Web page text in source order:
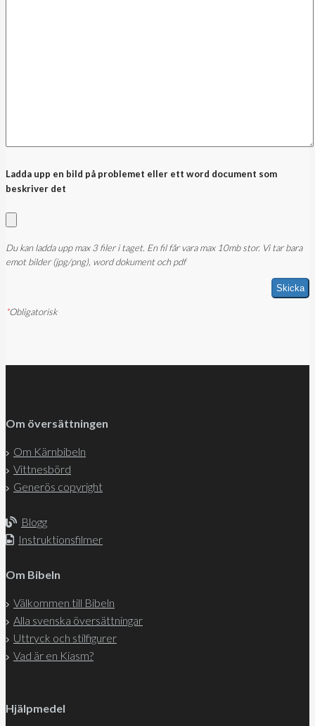
Ladda upp en bild på problemet eller ett word document som
beskriver det
Du kan ladda upp max 3 filer i taget. En fil får vara max 10mb stor. Vi tar bara
emot bilder (jpg/png), word dokument och pdf
*Obligatorisk
Om översättningen
Om Kärnbibeln
Vittnesbörd
Generös copyright
Blogg
Instruktionsfilmer
Om Bibeln
Välkommen till Bibeln
Alla svenska översättningar
Uttryck och stilfigurer
Vad är en Kiasm?
Hjälpmedel